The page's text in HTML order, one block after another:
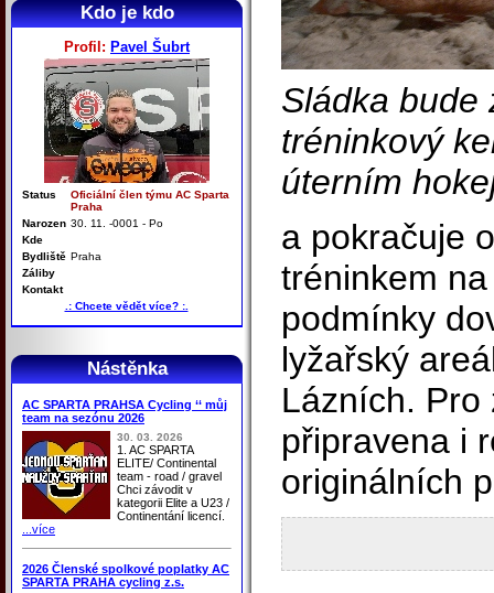
Kdo je kdo
Profil: Pavel Šubrt
Status
Oficiální člen týmu AC Sparta
Praha
Narozen 30. 11. -0001 - Po
Kde
Bydliště Praha
Záliby
Kontakt
.: Chcete vědět více? :.
Nástěnka
AC SPARTA PRAHSA Cycling ‘‘ můj
team na sezónu 2026
30. 03. 2026
1. AC SPARTA
ELITE/ Continental
team - road / gravel
Chci závodit v
kategorii Elite a U23 /
Continentání licencí.
...více
2026 Členské spolkové poplatky AC
SPARTA PRAHA cycling z.s.
Sládka bude
tréninkový
úterním
a pokračuje
tréninkem
podmínky
lyžařský
Lázních. Pro
připravena i
originálních